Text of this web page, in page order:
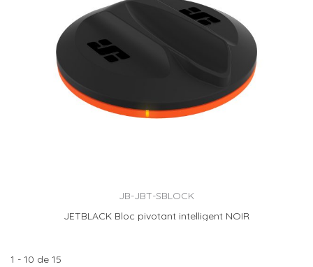
JB-JBT-SBLOCK
JETBLACK Bloc pivotant intelligent NOIR
1 - 10 de 15